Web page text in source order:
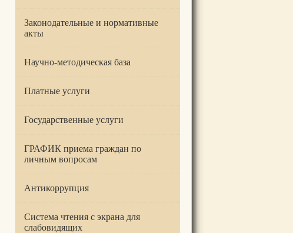
Законодательные и нормативные
акты
Научно-методическая база
Платные услуги
Государственные услуги
ГРАФИК приема граждан по
личным вопросам
Антикоррупция
Система чтения с экрана для
слабовидящих